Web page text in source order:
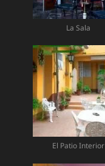
La Sala
El Patio Interior